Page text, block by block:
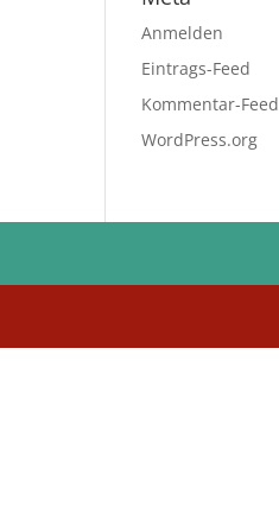
Anmelden
Eintrags-Feed
Kommentar-Feed
WordPress.org